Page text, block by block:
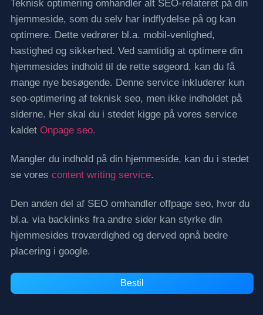
Teknisk optimering omhandler alt SEO-relateret på din
hjemmeside, som du selv har indflydelse på og kan
optimere. Dette vedrører bl.a. mobil-venlighed,
hastighed og sikkerhed. Ved samtidig at optimere din
hjemmesides indhold til de rette søgeord, kan du få
mange nye besøgende. Denne service inkluderer kun
seo-optimering af teknisk seo, men ikke indholdet på
siderne. Her skal du i stedet kigge på vores service
kaldet Onpage seo.
Mangler du indhold på din hjemmeside, kan du i stedet
se vores content writing service.
Den anden del af SEO omhandler offpage seo, hvor du
bl.a. via backlinks fra andre sider kan styrke din
hjemmesides troværdighed og derved opnå bedre
placering i google.
Bestil